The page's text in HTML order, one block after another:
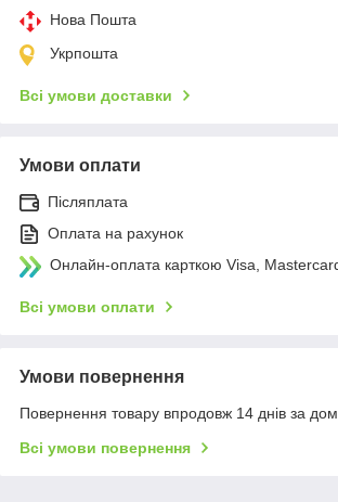
Нова Пошта
Укрпошта
Всі умови доставки
Умови оплати
Післяплата
Оплата на рахунок
Онлайн-оплата карткою Visa,
Всі умови оплати
Умови повернення
Повернення товару впродовж 14 днів за
Всі умови повернення